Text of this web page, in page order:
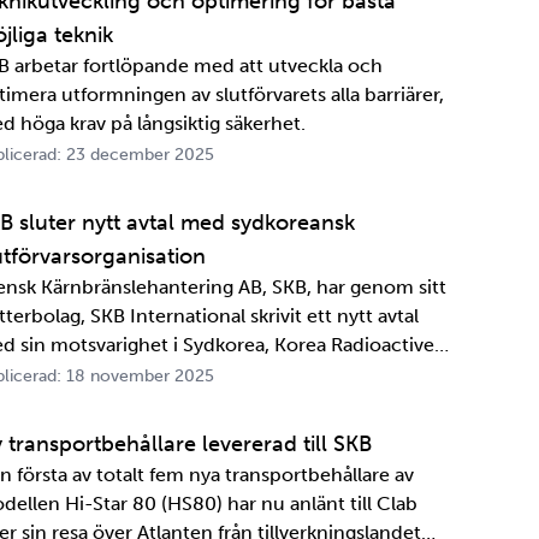
teknik
arbetar fortlöpande med att utveckla och
utformningen av slutförvarets alla barriärer,
höga krav på långsiktig säkerhet.
23 december 2025
sluter nytt avtal med sydkoreansk
Kärnbränslehantering AB, SKB, har genom sitt
SKB International skrivit ett nytt avtal
sin motsvarighet i Sydkorea, Korea Radioactive
Agency, KORAD. Avtalet, som är ett så kallat
mellan de två organisationerna. …
18 november 2025
transportbehållare levererad till SKB
första av totalt fem nya transportbehållare av
Hi-Star 80 (HS80) har nu anlänt till Clab
sin resa över Atlanten från tillverkningslandet